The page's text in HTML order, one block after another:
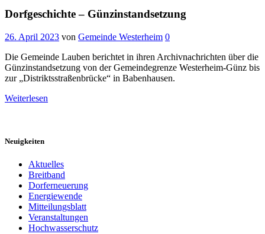
Dorfgeschichte – Günzinstandsetzung
26. April 2023 von Gemeinde Westerheim 0
Die Gemeinde Lauben berichtet in ihren Archivnachrichten über die
Günzinstandsetzung von der Gemeindegrenze Westerheim-Günz bis
zur „Distriktsstraßenbrücke“ in Babenhausen.
Weiterlesen
Neuigkeiten
Aktuelles
Breitband
Dorferneuerung
Energiewende
Mitteilungsblatt
Veranstaltungen
Hochwasserschutz